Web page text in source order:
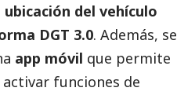
ubicación del vehículo
DGT 3.0. Además, se
app móvil que permite
funciones de